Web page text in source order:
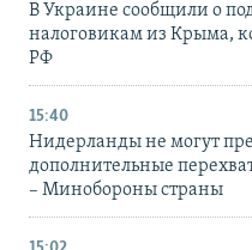
В Украине сообщили о
налоговикам из Крыма,
РФ
15:40
Нидерланды не могут
дополнительные
– Минобороны страны